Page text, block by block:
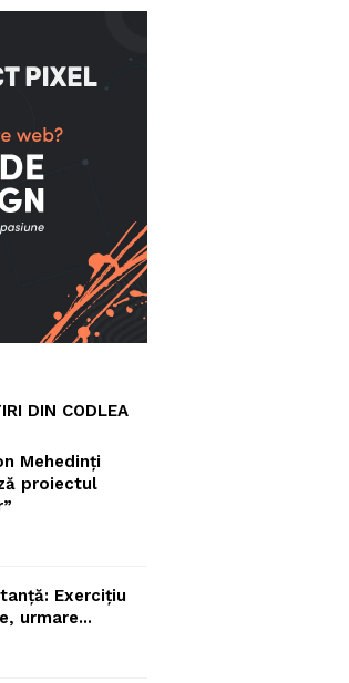
DIN CODLEA
Mehedinți
proiectul
Exercițiu
urmare...